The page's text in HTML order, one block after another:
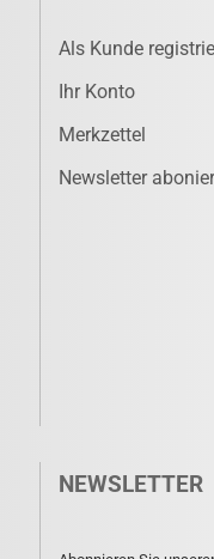
Als Kunde
Ihr Konto
Merkzettel
Newsletter
NEWSLETTER